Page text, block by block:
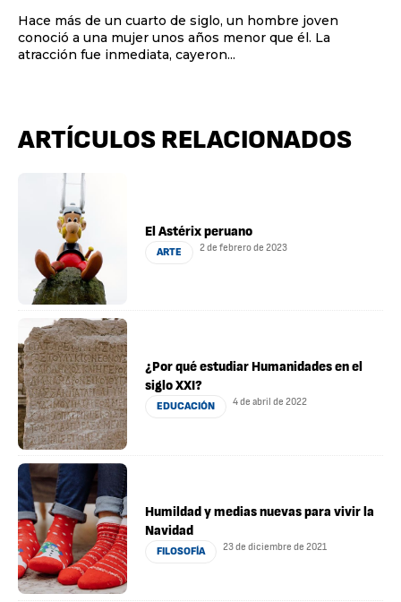
Hace más de un cuarto de siglo, un hombre joven
conoció a una mujer unos años menor que él. La
atracción fue inmediata, cayeron...
ARTÍCULOS RELACIONADOS
El Astérix peruano
ARTE 2 de febrero de 2023
¿Por qué estudiar Humanidades en el
siglo XXI?
EDUCACIÓN 4 de abril de 2022
Humildad y medias nuevas para vivir la
Navidad
FILOSOFÍA 23 de diciembre de 2021